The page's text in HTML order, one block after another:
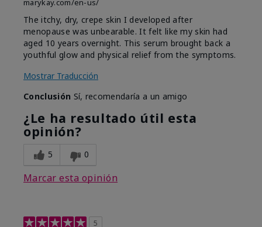
marykay.com/en-us/
The itchy, dry, crepe skin I developed after
menopause was unbearable. It felt like my skin had
aged 10 years overnight. This serum brought back a
youthful glow and physical relief from the symptoms.
Mostrar Traducción
Conclusión Sí, recomendaría a un amigo
¿Le ha resultado útil esta
opinión?
5 0
Marcar esta opinión
5